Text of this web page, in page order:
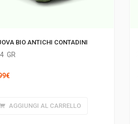
BIO ANTICHI CONTADINI
GR
€
AGGIUNGI AL CARRELLO